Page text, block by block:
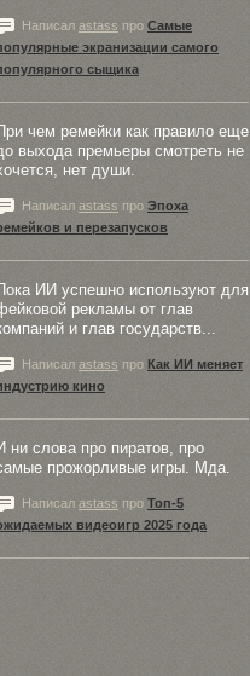
Написал astass про Самые
экранизации самого
сыщика
чем ремейки как правило еще
выхода премьеры смотреть не
нет души.
Написал astass про Эпоха
и перезапусков
ИИ успешно используют для
рекламы от глав
и глав государств...
Написал astass про Как ИИ меняет
кино
ни слова про пиратов, про
прожорливые игры. Мда.
Написал astass про Топ-5
видеоигр 2025 года